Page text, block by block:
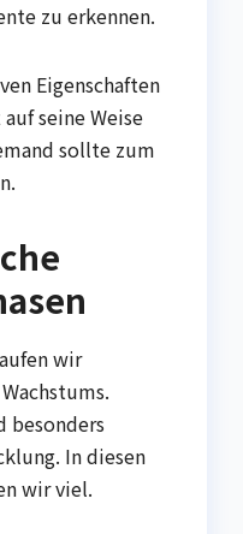
zu erkennen.
Eigenschaften
seine Weise
sollte zum
wir
besonders
In diesen
wir viel.